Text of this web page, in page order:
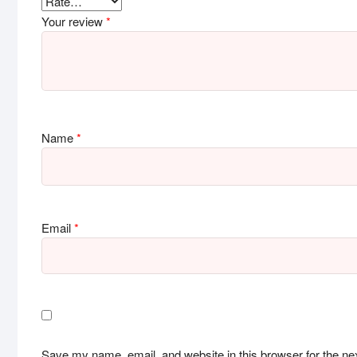
Your review*
Name*
Email*